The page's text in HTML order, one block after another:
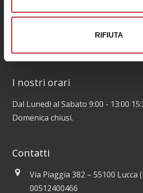
RIFIUTA
dati personali degli utenti che lo
I nostri orari
Dal Lunedì al Sabato 9:00 - 13:00
Domenica chiusi.
Contatti
Via Piaggia 382 – 55100 Lucca
00512400466